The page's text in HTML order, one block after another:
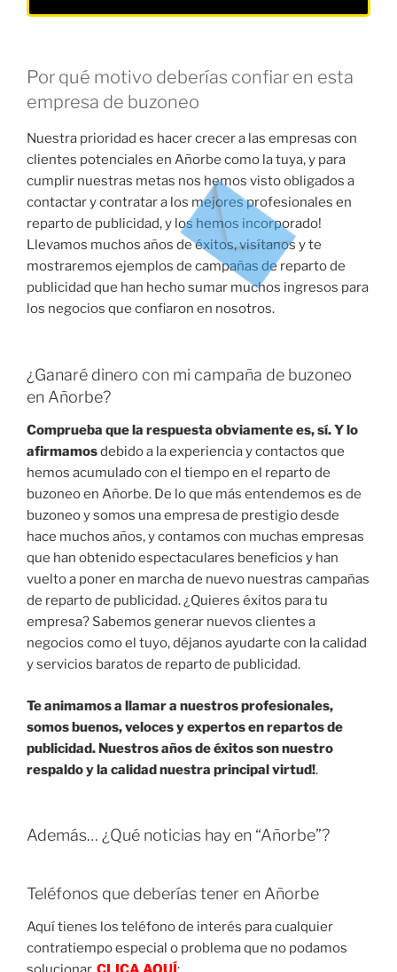
Por qué motivo deberías confiar en esta
empresa de buzoneo
Nuestra prioridad es hacer crecer a las empresas con
clientes potenciales en Añorbe como la tuya, y para
cumplir nuestras metas nos hemos visto obligados a
contactar y contratar a los mejores profesionales en
reparto de publicidad, y los hemos incorporado!
Llevamos muchos años de éxitos, visítanos y te
mostraremos ejemplos de campañas de reparto de
publicidad que han hecho sumar muchos ingresos para
los negocios que confiaron en nosotros.
¿Ganaré dinero con mi campaña de buzoneo
en Añorbe?
Comprueba que la respuesta obviamente es, sí. Y lo
afirmamosdebido a la experiencia y contactos que
hemos acumulado con el tiempo en el reparto de
buzoneo en Añorbe. De lo que más entendemos es de
buzoneo y somos una empresa de prestigio desde
hace muchos años, y contamos con muchas empresas
que han obtenido espectaculares beneficios y han
vuelto a poner en marcha de nuevo nuestras campañas
de reparto de publicidad. ¿Quieres éxitos para tu
empresa? Sabemos generar nuevos clientes a
negocios como el tuyo, déjanos ayudarte con la calidad
y servicios baratos de reparto de publicidad.
Te animamos a llamar a nuestros profesionales,
somos buenos, veloces y expertos en repartos de
publicidad. Nuestros años de éxitos son nuestro
respaldo y la calidad nuestra principal virtud!.
Además… ¿Qué noticias hay en “Añorbe”?
Teléfonos que deberías tener en Añorbe
Aquí tienes los teléfono de interés para cualquier
contratiempo especial o problema que no podamos